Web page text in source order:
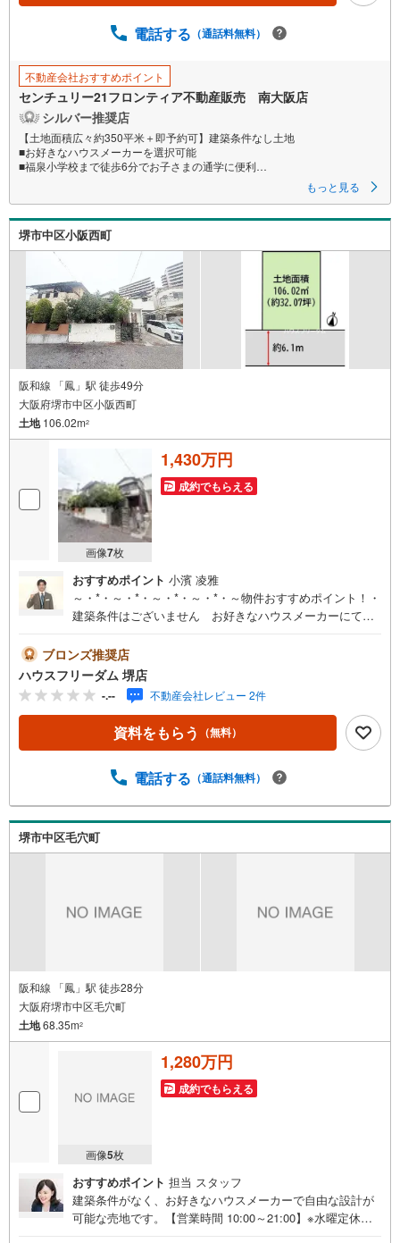
ジ
存
す
る
電話する （通話料無料）
不動産会社おすすめポイント
センチュリー21フロンティア不動産販売 南大阪店
シルバー推奨店
【土地面積広々約350平米＋即予約可】建築条件なし土地
■お好きなハウスメーカーを選択可能
■福泉小学校まで徒歩6分でお子さまの通学に便利
特徴
・関西スーパー萬崎菱木店まで徒歩7分で、毎日のお買い物にも便利な立地
です。
・事務所用地や倉庫用地にもご活用いただけます。
・リフォームなどのご相談にも対応しております！
立地
・福泉小学校まで徒歩約6分
・福泉中学校まで徒歩約12分
弊社が選ばれる理由
1.お金の扱い方のプロ、ファイナンシャルプランナーが資金計画をサポー
ト！
2.買い替えなどにも対応できる売却専門チームあり！
3.たくさんの銀行と繋がりがあるため、最も低金利になるように審査が可
能！
4.物件のお引渡し後に必要になったお家のリフォームも弊社のリフォームプ
5.定期的にご連絡を繋ぎ、有事の際に迅速にサポートいたします
弊社は専門家同士が連携をとっているため、より多くの知見がございま
す。
お気軽にお問合せください！
もっと見る
堺市中区小阪西町
阪和線 「鳳」駅 徒歩49分
大阪府堺市中区小阪西町
土地106.02m2
画像7枚
1,430万円
成約でもらえる
おすすめポイント 小濱 凌雅
～・*・～・*・～・*・～・*・～物件おすすめポイント！・
建築条件はございません お好きなハウスメーカーにて建
東向き/前面道路約6.1m 陽当たりと風通し良好です≪周辺
環境≫・久世小学校…徒歩15分・平井中学校…徒歩20分・
ローソン…徒歩4分・コノミヤ…徒歩14分・阪南病院…徒歩
10分・堺八田西郵便局…徒歩12分ハウスフリーダムは【東
証スタンダード上場企業】です。「見るだけ・聞くだけ」
OK！不動産購入や住宅ローンなど、お気軽にご相談くださ
ブロンズ推奨店
ハウスフリーダム 堺店
-.-- 不動産会社レビュー 2件
資料をもらう （無料）
電話する （通話料無料）
堺市中区毛穴町
阪和線 「鳳」駅 徒歩28分
大阪府堺市中区毛穴町
土地68.35m2
画像5枚
1,280万円
成約でもらえる
おすすめポイント 担当 スタッフ
建築条件がなく、お好きなハウスメーカーで自由な設計が
可能な売地です。【営業時間 10:00～21:00】※水曜定休上